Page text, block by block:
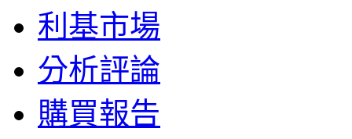
利基市場
分析評論
購買報告